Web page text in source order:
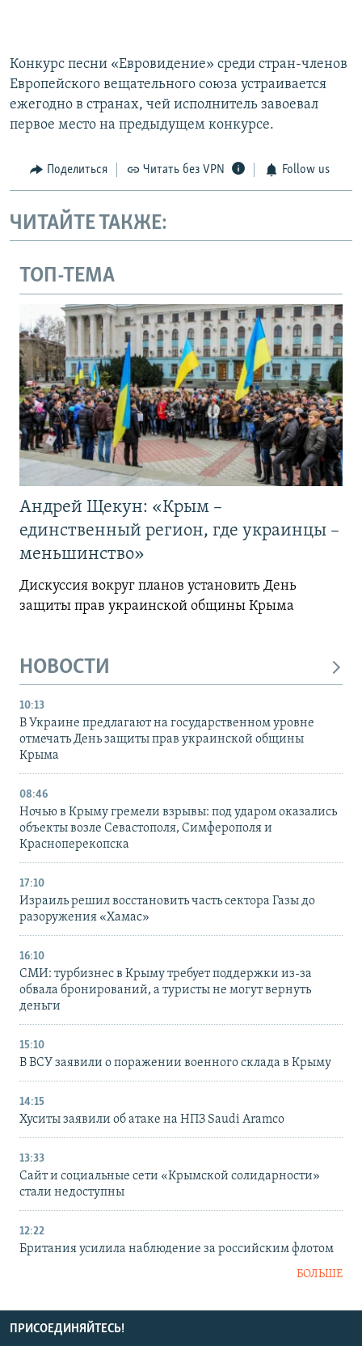
Конкурс песни «Евровидение» среди стран-членов
Европейского вещательного союза устраивается
ежегодно в странах, чей исполнитель завоевал
первое место на предыдущем конкурсе.
Поделиться Читать без VPN Follow us
ЧИТАЙТЕ ТАКЖЕ:
ТОП-ТЕМА
Андрей Щекун: «Крым –
единственный регион, где украинцы –
меньшинство»
Дискуссия вокруг планов установить День
защиты прав украинской общины Крыма
НОВОСТИ
10:13
В Украине предлагают на государственном уровне
отмечать День защиты прав украинской общины
Крыма
08:46
Ночью в Крыму гремели взрывы: под ударом оказались
объекты возле Севастополя, Симферополя и
Красноперекопска
17:10
Израиль решил восстановить часть сектора Газы до
разоружения «Хамас»
16:10
СМИ: турбизнес в Крыму требует поддержки из-за
обвала бронирований, а туристы не могут вернуть
деньги
15:10
В ВСУ заявили о поражении военного склада в Крыму
14:15
Хуситы заявили об атаке на НПЗ Saudi Aramco
13:33
Сайт и социальные сети «Крымской солидарности»
стали недоступны
12:22
Британия усилила наблюдение за российским флотом
БОЛЬШЕ
ПРИСОЕДИНЯЙТЕСЬ!